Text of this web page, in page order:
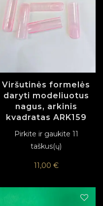
Viršutinės formelės
daryti modeliuotus
nagus, arkinis
kvadratas ARK159
Pirkite ir gaukite 11
taškus(ų)
11,00 €